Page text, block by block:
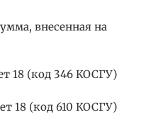
внесенная на
18 (код 346 КОСГУ)
18 (код 610 КОСГУ)